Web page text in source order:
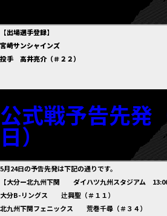
【出場選手登録】
宮崎サンシャインズ
投手 高井亮介（＃２２）
公式戦予告先発
日）
5月24日の予告先発は下記の通りです。
【大分ー北九州下関 ダイハツ九州スタジアム 13:00
大分B-リングス 辻興聖（＃１１）
北九州下関フェニックス 荒巻千尋（＃３４）